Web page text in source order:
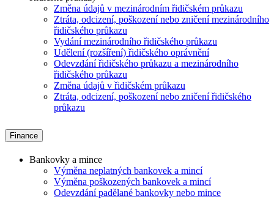
Změna údajů v mezinárodním řidičském průkazu
Ztráta, odcizení, poškození nebo zničení mezinárodního
řidičského průkazu
Vydání mezinárodního řidičského průkazu
Udělení (rozšíření) řidičského oprávnění
Odevzdání řidičského průkazu a mezinárodního
řidičského průkazu
Změna údajů v řidičském průkazu
Ztráta, odcizení, poškození nebo zničení řidičského
průkazu
Finance
Bankovky a mince
Výměna neplatných bankovek a mincí
Výměna poškozených bankovek a mincí
Odevzdání padělané bankovky nebo mince